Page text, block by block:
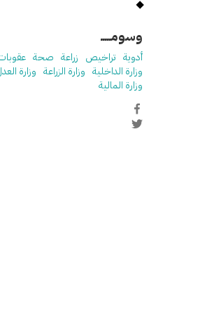
وسومـــــ
أدوية تراخيص زراعة صحة
وزارة الداخلية وزارة الزراعة وزارة
وزارة المالية